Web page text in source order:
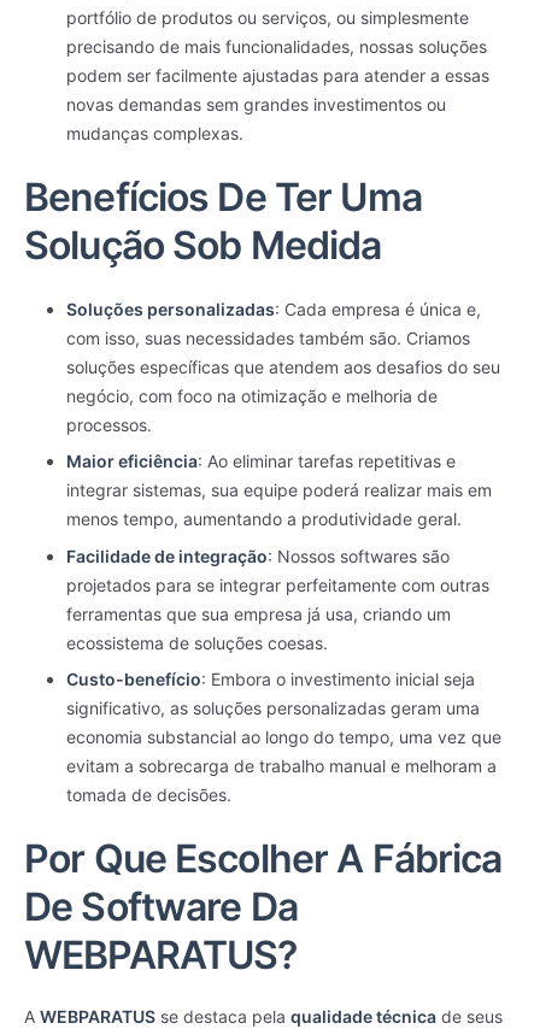
portfólio de produtos ou serviços, ou simplesmente
precisando de mais funcionalidades, nossas soluções
podem ser facilmente ajustadas para atender a essas
novas demandas sem grandes investimentos ou
mudanças complexas.
Benefícios De Ter Uma
Solução Sob Medida
Soluções personalizadas: Cada empresa é única e,
com isso, suas necessidades também são. Criamos
soluções específicas que atendem aos desafios do seu
negócio, com foco na otimização e melhoria de
processos.
Maior eficiência: Ao eliminar tarefas repetitivas e
integrar sistemas, sua equipe poderá realizar mais em
menos tempo, aumentando a produtividade geral.
Facilidade de integração: Nossos softwares são
projetados para se integrar perfeitamente com outras
ferramentas que sua empresa já usa, criando um
ecossistema de soluções coesas.
Custo-benefício: Embora o investimento inicial seja
significativo, as soluções personalizadas geram uma
economia substancial ao longo do tempo, uma vez que
evitam a sobrecarga de trabalho manual e melhoram a
tomada de decisões.
Por Que Escolher A Fábrica
De Software Da
WEBPARATUS?
A WEBPARATUS se destaca pela qualidade técnica de seus